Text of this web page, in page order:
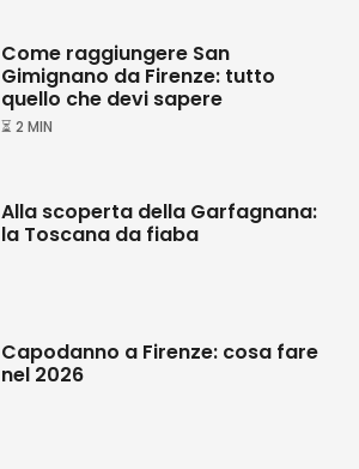
Come raggiungere San
Gimignano da Firenze: tutto
quello che devi sapere
⏳ 2 MIN
Alla scoperta della Garfagnana:
la Toscana da fiaba
Capodanno a Firenze: cosa fare
nel 2026